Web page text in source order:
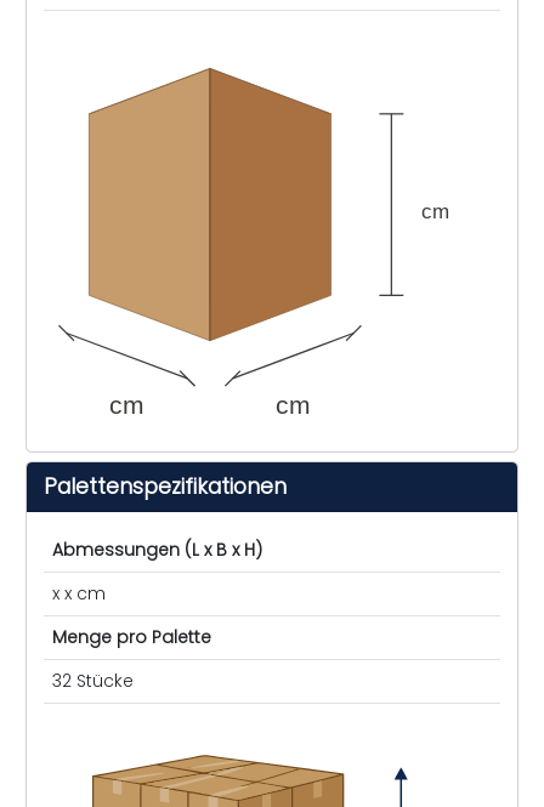
cm cm
cm
Palettenspezifikationen
Abmessungen (L x B x H)
x x cm
Menge pro Palette
32 Stücke